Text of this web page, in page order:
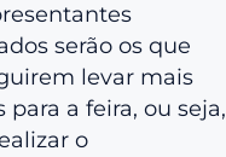
serão os que
levar mais
para a feira, ou seja,
o